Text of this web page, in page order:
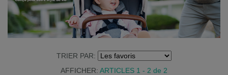
TRIER PAR:
AFFICHER: ARTICLES 1 - 2 de 2